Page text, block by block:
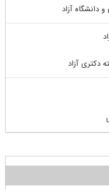
دانشگاه آزاد
دکتری آزاد